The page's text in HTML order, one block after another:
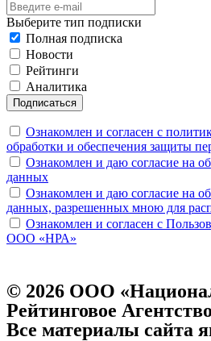
Выберите тип подписки
Полная подписка
Новости
Рейтинги
Аналитика
Подписаться
Ознакомлен и согласен с
обработки и обеспечения защиты
Ознакомлен и даю согласие на
данных
Ознакомлен и даю согласие на
данных, разрешенных мною для
Ознакомлен и согласен с
ООО «НРА»
© 2026 ООО
Рейтинговое
Все материалы сайта